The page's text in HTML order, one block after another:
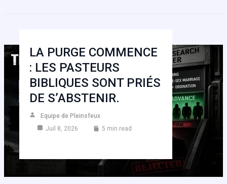
LA PURGE COMMENCE
: LES PASTEURS
BIBLIQUES SONT PRIÉS
DE S’ABSTENIR.
Equipe de Pleinsfeux
Juil 8, 2026
5 min read